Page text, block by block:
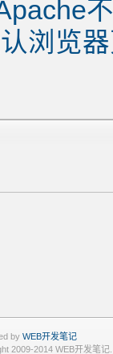
浏览
by WEB开发笔记
2009-2014 WEB开发笔